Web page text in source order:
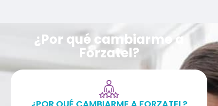
¿Por qué cambiarme a
Forzatel?